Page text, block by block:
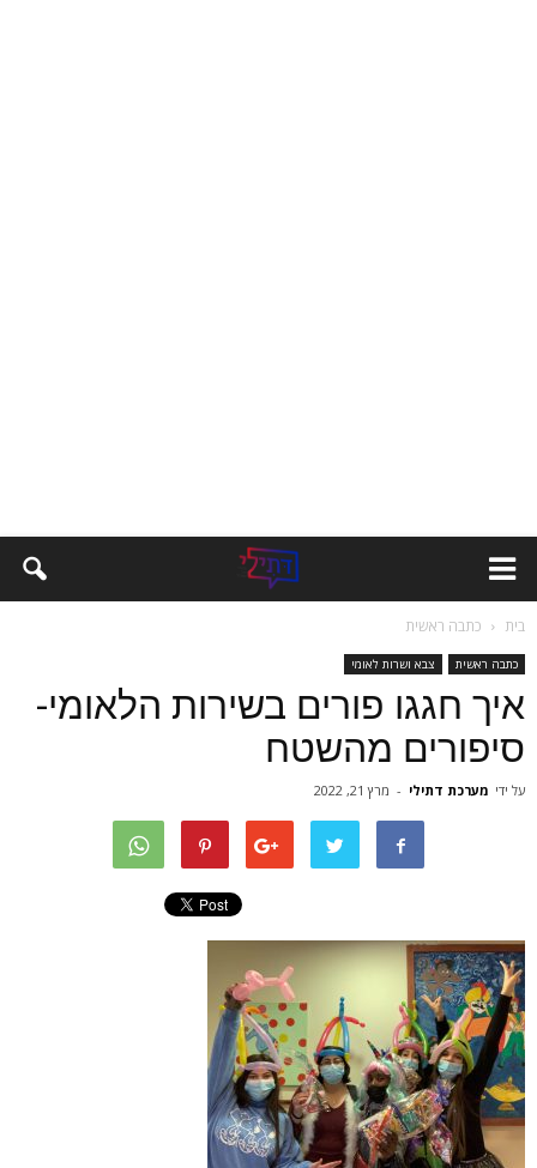
בית כתבה ראשית
כתבה ראשית צבא ושרות לאומי
איך חגגו פורים בשירות הלאומי-
סיפורים מהשטח
על ידי מערכת דתילי - מרץ 21, 2022